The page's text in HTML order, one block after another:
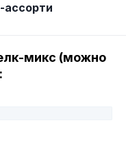
микс (можно